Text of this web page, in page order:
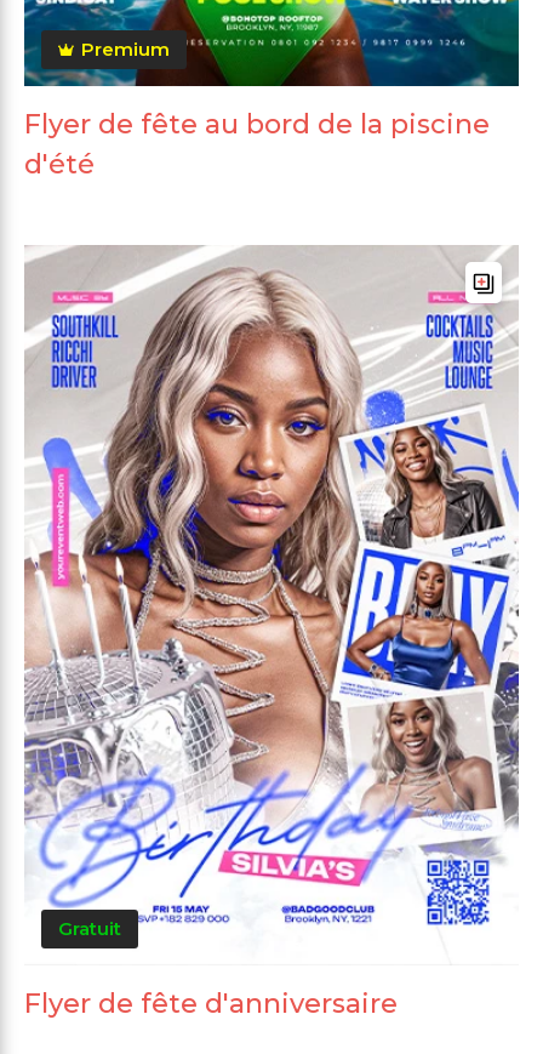
Premium
Flyer de fête au bord de la piscine
d'été
Gratuit
Flyer de fête d'anniversaire